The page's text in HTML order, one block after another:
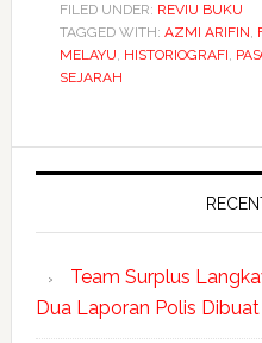
FILED UNDER: REVIU BUKU
TAGGED WITH: AZMI ARIFIN,
MELAYU, HISTORIOGRAFI,
SEJARAH
Team Surplus
Dua Laporan Polis Dibuat